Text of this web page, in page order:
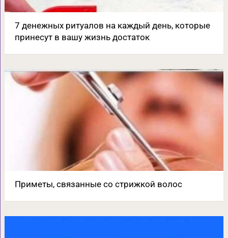
7 денежных ритуалов на каждый день, которые
принесут в вашу жизнь достаток
Приметы, связанные со стрижкой волос